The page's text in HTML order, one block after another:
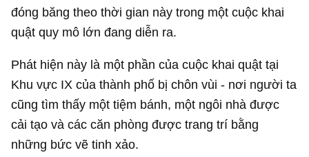
đóng băng theo thời gian này trong một cuộc khai
quật quy mô lớn đang diễn ra.
Phát hiện này là một phần của cuộc khai quật tại
Khu vực IX của thành phố bị chôn vùi - nơi người ta
cũng tìm thấy một tiệm bánh, một ngôi nhà được
cải tạo và các căn phòng được trang trí bằng
những bức vẽ tinh xảo.